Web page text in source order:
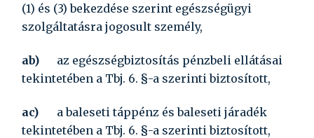
(1) és (3) bekezdése szerint egészségügyi
szolgáltatásra jogosult személy,
ab)
az egészségbiztosítás pénzbeli ellátásai
tekintetében a Tbj. 6. §-a szerinti biztosított,
ac)
a baleseti táppénz és baleseti járadék
tekintetében a Tbj. 6. §-a szerinti biztosított,